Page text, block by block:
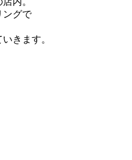
ングで
きます。